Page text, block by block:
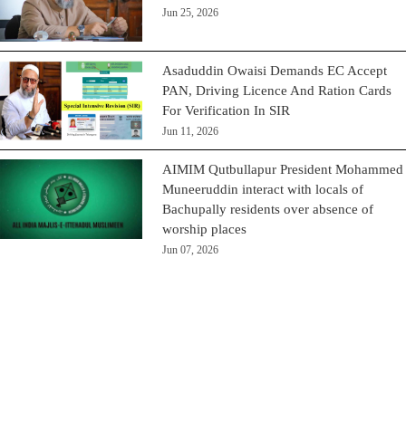
Jun 25, 2026
Asaduddin Owaisi Demands EC Accept
PAN, Driving Licence And Ration Cards
For Verification In SIR
Jun 11, 2026
AIMIM Qutbullapur President Mohammed
Muneeruddin interact with locals of
Bachupally residents over absence of
worship places
Jun 07, 2026